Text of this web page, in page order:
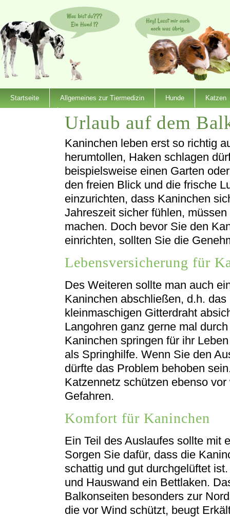
Startseite Allgemeines zur Tiermedizin Hunde Katzen
Urlaub auf dem
Kaninchen leben erst so richtig
herumtollen, Haken schlagen
beispielsweise einen Garten
den freien Blick und die frische
einzurichten, dass Kaninchen
Jahreszeit sicher fühlen,
machen. Doch bevor Sie den
einrichten, sollten Sie die
Lebensversicherung für
Des Weiteren sollte man auch
Kaninchen abschließen, d.h.
kleinmaschigen Gitterdraht
Langohren ganz gerne mal
Kaninchen springen für ihr
als Springhilfe. Wenn Sie den
dürfte das Problem behoben
Katzennetz schützen ebenso
Gefahren.
Komfort für Kaninchen
Ein Teil des Auslaufes sollte mit
Sorgen Sie dafür, dass die
schattig und gut durchgelüftet
und Hauswand ein Bettlaken.
Balkonseiten besonders zur
die vor Wind schützt, beugt